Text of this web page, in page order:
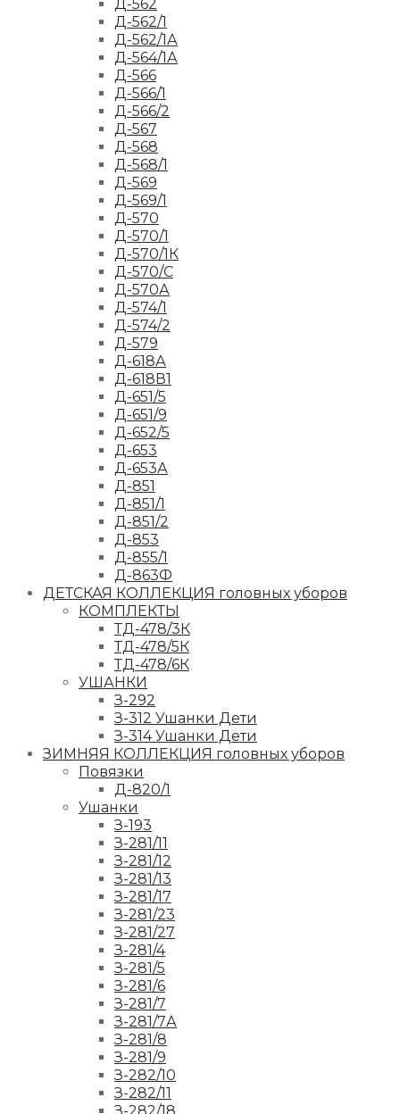
Д-562
Д-562/1
Д-562/1А
Д-564/1А
Д-566
Д-566/1
Д-566/2
Д-567
Д-568
Д-568/1
Д-569
Д-569/1
Д-570
Д-570/1
Д-570/1К
Д-570/С
Д-570А
Д-574/1
Д-574/2
Д-579
Д-618А
Д-618В1
Д-651/5
Д-651/9
Д-652/5
Д-653
Д-653А
Д-851
Д-851/1
Д-851/2
Д-853
Д-855/1
Д-863Ф
ДЕТСКАЯ КОЛЛЕКЦИЯ головных уборов
КОМПЛЕКТЫ
ТД-478/3К
ТД-478/5К
ТД-478/6К
УШАНКИ
З-292
З-312 Ушанки Дети
З-314 Ушанки Дети
ЗИМНЯЯ КОЛЛЕКЦИЯ головных уборов
Повязки
Д-820/1
Ушанки
З-193
З-281/11
З-281/12
З-281/13
З-281/17
З-281/23
З-281/27
З-281/4
З-281/5
З-281/6
З-281/7
З-281/7А
З-281/8
З-281/9
З-282/10
З-282/11